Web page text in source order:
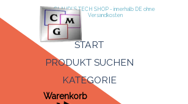
Direkt zum SeiteninhaltCLAUDI´S TECH SHOP - innerhalb DE ohne
Versandkosten
Menü überspringen
START
PRODUKT SUCHEN
KATEGORIE
Warenkorb